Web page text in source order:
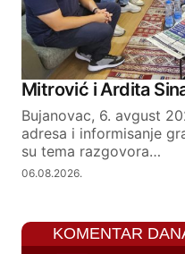
Mitrović i Ardita
Bujanovac, 6. avgust
adresa i informisanje
su tema razgovora…
06.08.2026.
KOMENTAR